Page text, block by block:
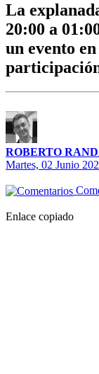
La
20:00 a
un evento
ROBERTO
Martes, 02 Junio
Enlace copiado